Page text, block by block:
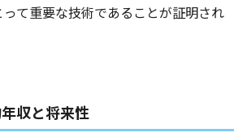
て重要な技術であることが証明され
収と将来性